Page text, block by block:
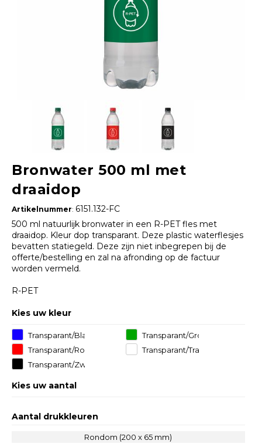
Bronwater 500 ml met
draaidop
Artikelnummer: 6151.132-FC
500 ml natuurlijk bronwater in een R-PET fles met
draaidop. Kleur dop transparant. Deze plastic waterflesjes
bevatten statiegeld. Deze zijn niet inbegrepen bij de
offerte/bestelling en zal na afronding op de factuur
worden vermeld.
R-PET
Kies uw kleur
Transparant/Blauw
Transparant/Groen
Transparant/Rood
Transparant/Transparant
Transparant/Zwart
Kies uw aantal
Aantal drukkleuren
Rondom (200 x 65 mm)